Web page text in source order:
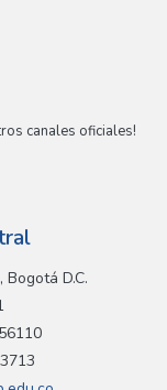
canales oficiales!
D.C.